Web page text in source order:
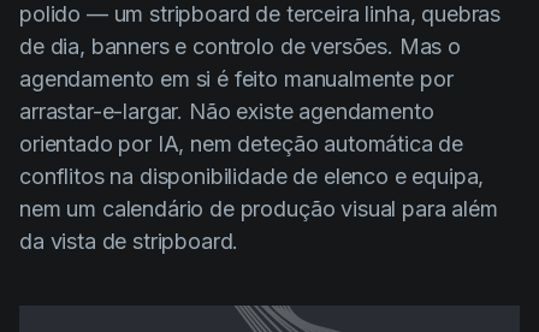
polido — um stripboard de terceira linha, quebras
de dia, banners e controlo de versões. Mas o
agendamento em si é feito manualmente por
arrastar-e-largar. Não existe agendamento
orientado por IA, nem deteção automática de
conflitos na disponibilidade de elenco e equipa,
nem um calendário de produção visual para além
da vista de stripboard.